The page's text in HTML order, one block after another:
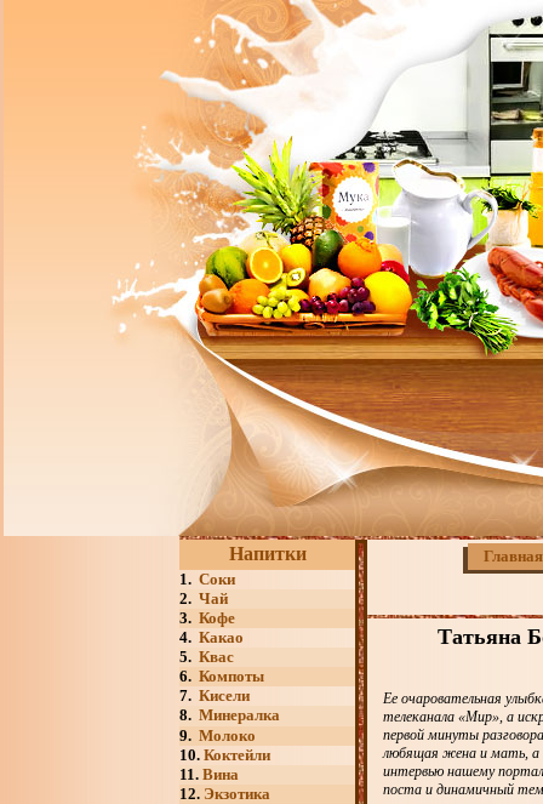
Напитки
1. Соки
2. Чай
3. Кофе
4. Какао
5. Квас
6. Компоты
7. Кисели
8. Минералка
9. Молоко
10. Коктейли
11. Вина
12. Экзотика
Главная
Татьяна
Ее очаровательная
телеканала «Мир», а
первой минуты
любящая жена и мать, а
интервью нашему
поста и динамичный